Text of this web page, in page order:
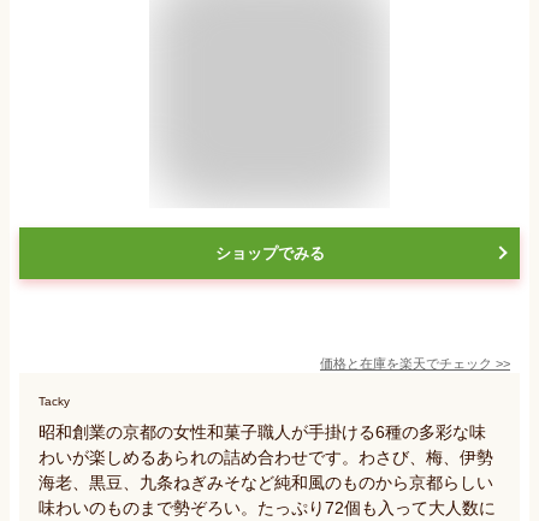
ショップでみる
価格と在庫を楽天でチェック >>
Tacky
昭和創業の京都の女性和菓子職人が手掛ける6種の多彩な味
わいが楽しめるあられの詰め合わせです。わさび、梅、伊勢
海老、黒豆、九条ねぎみそなど純和風のものから京都らしい
味わいのものまで勢ぞろい。たっぷり72個も入って大人数に